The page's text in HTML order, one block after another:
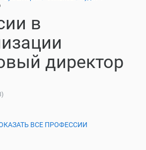
в
директор
ВСЕ ПРОФЕССИИ